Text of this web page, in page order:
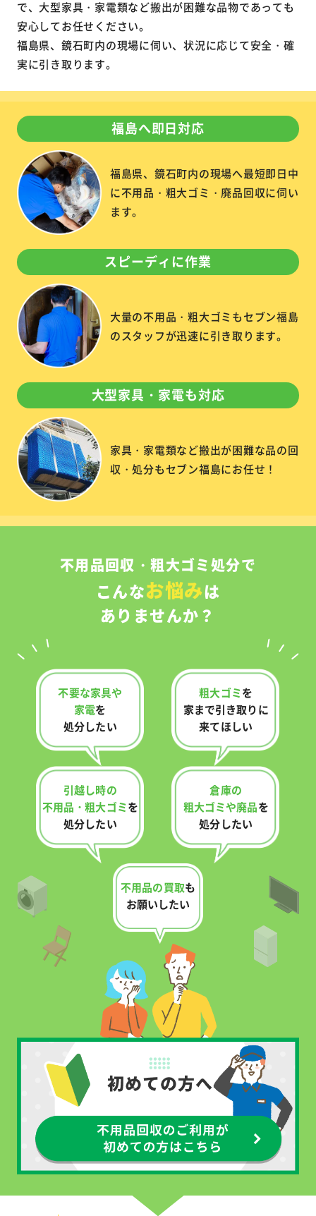
で、大型家具・家電類など搬出が困難な品物であっても
安心してお任せください。
福島県、鏡石町内の現場に伺い、状況に応じて安全・確
実に引き取ります。
福島へ即日対応
福島県、鏡石町内の現場へ最短即日中
に不用品・粗大ゴミ・廃品回収に伺い
ます。
スピーディに作業
大量の不用品・粗大ゴミもセブン福島
のスタッフが迅速に引き取ります。
大型家具・家電も対応
家具・家電類など搬出が困難な品の回
収・処分もセブン福島にお任せ！
不用品回収・粗大ゴミ処分で
こんなお悩みは
ありませんか？
不要な家具や
家電を
処分したい
粗大ゴミを
家まで引き取りに
来てほしい
引越し時の
不用品・粗大ゴミを
処分したい
倉庫の
粗大ゴミや廃品を
処分したい
不用品の買取も
お願いしたい